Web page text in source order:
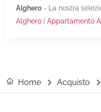
Alghero - La nostra
Alghero
Appartamento
Home Acquisto